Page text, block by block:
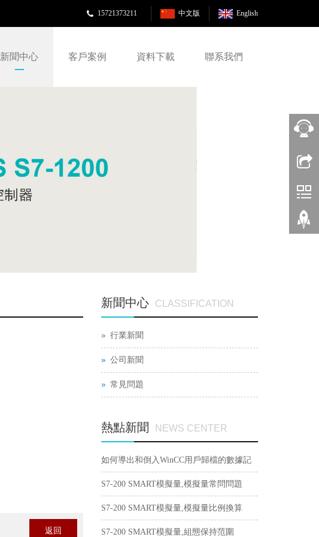
English
中文版
15721373211
新聞中心 客戶案例 資料下載 聯系我們
返回
新聞中心 CLASSIFICATION
行業新聞
公司新聞
常見問題
熱點新聞 NEWS CENTER
如何導出和倒入WinCC用戶歸檔的數據記
錄？
S7-200 SMART模擬量,模擬量常問問題
S7-200 SMART模擬量,模擬量比例換算
S7-200 SMART模擬量,組態保持范圍